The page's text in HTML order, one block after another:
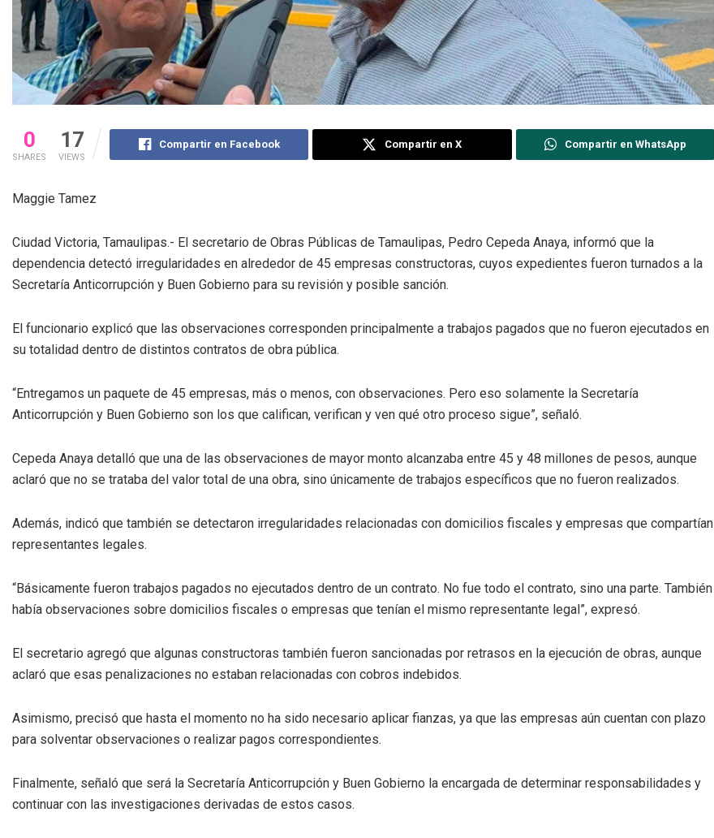
0
SHARES
17
VIEWS
Compartir en Facebook Compartir en X Compartir en WhatsApp
Maggie Tamez
Ciudad Victoria, Tamaulipas.- El secretario de Obras Públicas de Tamaulipas, Pedro Cepeda Anaya, informó que la
dependencia detectó irregularidades en alrededor de 45 empresas constructoras, cuyos expedientes fueron turnados a la
Secretaría Anticorrupción y Buen Gobierno para su revisión y posible sanción.
El funcionario explicó que las observaciones corresponden principalmente a trabajos pagados que no fueron ejecutados en
su totalidad dentro de distintos contratos de obra pública.
“Entregamos un paquete de 45 empresas, más o menos, con observaciones. Pero eso solamente la Secretaría
Anticorrupción y Buen Gobierno son los que califican, verifican y ven qué otro proceso sigue”, señaló.
Cepeda Anaya detalló que una de las observaciones de mayor monto alcanzaba entre 45 y 48 millones de pesos, aunque
aclaró que no se trataba del valor total de una obra, sino únicamente de trabajos específicos que no fueron realizados.
Además, indicó que también se detectaron irregularidades relacionadas con domicilios fiscales y empresas que compartían
representantes legales.
“Básicamente fueron trabajos pagados no ejecutados dentro de un contrato. No fue todo el contrato, sino una parte. También
había observaciones sobre domicilios fiscales o empresas que tenían el mismo representante legal”, expresó.
El secretario agregó que algunas constructoras también fueron sancionadas por retrasos en la ejecución de obras, aunque
aclaró que esas penalizaciones no estaban relacionadas con cobros indebidos.
Asimismo, precisó que hasta el momento no ha sido necesario aplicar fianzas, ya que las empresas aún cuentan con plazo
para solventar observaciones o realizar pagos correspondientes.
Finalmente, señaló que será la Secretaría Anticorrupción y Buen Gobierno la encargada de determinar responsabilidades y
continuar con las investigaciones derivadas de estos casos.